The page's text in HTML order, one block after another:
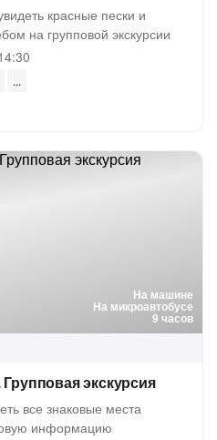
красные пески и
на групповой экскурсии
На машине
На микроавтобусе
9 часов
экскурсия
все знаковые места
информацию